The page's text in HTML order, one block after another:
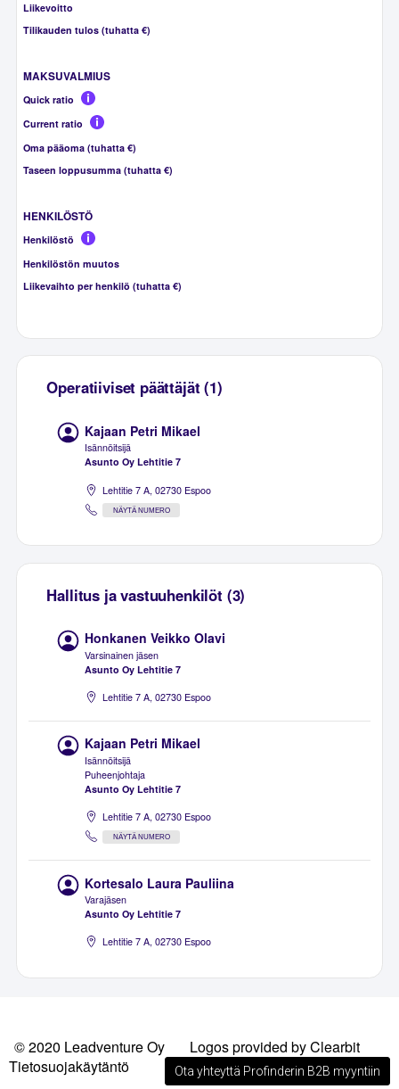
Liikevoitto
Tilikauden tulos (tuhatta €)
MAKSUVALMIUS
Quick ratio
Current ratio
Oma pääoma (tuhatta €)
Taseen loppusumma (tuhatta €)
HENKILÖSTÖ
Henkilöstö
Henkilöstön muutos
Liikevaihto per henkilö (tuhatta €)
Operatiiviset päättäjät (1)
Kajaan Petri Mikael
Isännöitsijä
Asunto Oy Lehtitie 7
Lehtitie 7 A, 02730 Espoo
NÄYTÄ NUMERO
Hallitus ja vastuuhenkilöt (3)
Honkanen Veikko Olavi
Varsinainen jäsen
Asunto Oy Lehtitie 7
Lehtitie 7 A, 02730 Espoo
Kajaan Petri Mikael
Isännöitsijä
Puheenjohtaja
Asunto Oy Lehtitie 7
Lehtitie 7 A, 02730 Espoo
NÄYTÄ NUMERO
Kortesalo Laura Pauliina
Varajäsen
Asunto Oy Lehtitie 7
Lehtitie 7 A, 02730 Espoo
© 2020 Leadventure Oy
Logos provided by Clearbit
Tietosuojakäytäntö
Ota yhteyttä Profinderin B2B myyntiin